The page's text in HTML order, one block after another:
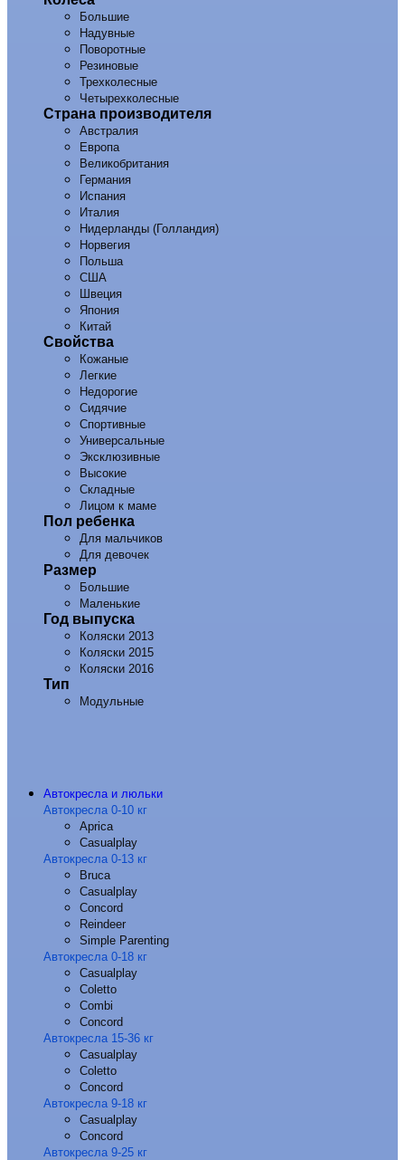
Большие
Надувные
Поворотные
Резиновые
Трехколесные
Четырехколесные
Страна производителя
Австралия
Европа
Великобритания
Германия
Испания
Италия
Нидерланды (Голландия)
Норвегия
Польша
США
Швеция
Япония
Китай
Свойства
Кожаные
Легкие
Недорогие
Сидячие
Спортивные
Универсальные
Эксклюзивные
Высокие
Складные
Лицом к маме
Пол ребенка
Для мальчиков
Для девочек
Размер
Большие
Маленькие
Год выпуска
Коляски 2013
Коляски 2015
Коляски 2016
Тип
Модульные
Автокресла и люльки
Автокресла 0-10 кг
Aprica
Casualplay
Автокресла 0-13 кг
Bruca
Casualplay
Concord
Reindeer
Simple Parenting
Автокресла 0-18 кг
Casualplay
Coletto
Combi
Concord
Автокресла 15-36 кг
Casualplay
Coletto
Concord
Автокресла 9-18 кг
Casualplay
Concord
Автокресла 9-25 кг